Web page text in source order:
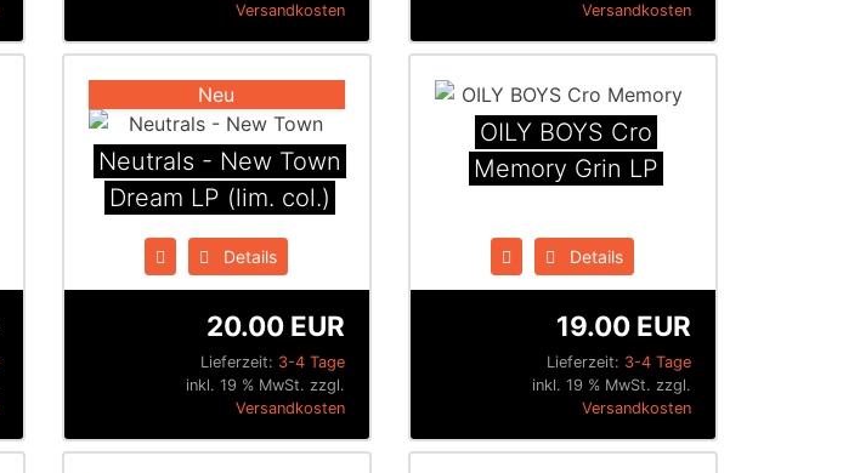
Versandkosten
Versandkosten
Neu
Neutrals - New Town
Dream LP (lim. col.)
Details
Lieferzeit: 3-4 Tage
20.00 EUR
inkl. 19 % MwSt. zzgl.
Versandkosten
OILY BOYS Cro
Memory Grin LP
Details
Lieferzeit: 3-4 Tage
19.00 EUR
inkl. 19 % MwSt. zzgl.
Versandkosten